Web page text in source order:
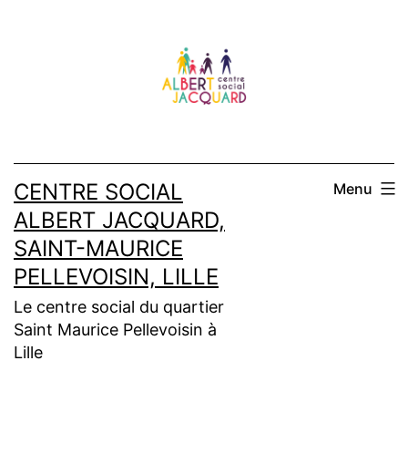
CENTRE SOCIAL
ALBERT JACQUARD,
SAINT-MAURICE
PELLEVOISIN, LILLE
Le centre social du quartier
Saint Maurice Pellevoisin à
Lille
Menu